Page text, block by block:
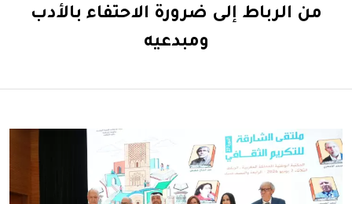
من الرباط إلى ضرورة الاحتفاء بالأدب
ومبدعيه